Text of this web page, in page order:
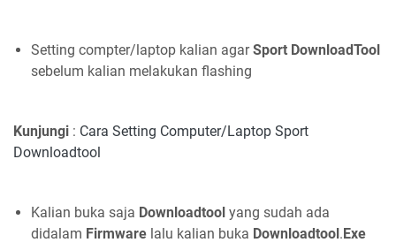
Setting compter/laptop kalian agarSport DownloadTool
sebelum kalian melakukan flashing
Kunjungi : Cara Setting Computer/Laptop Sport
Downloadtool
Kalian buka saja Downloadtool yang sudah ada
didalam Firmware lalu kalian buka Downloadtool.Exe